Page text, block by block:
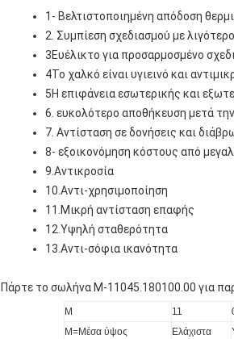
1- Βελτιστοποιημένη απόδοση
2. Συμπίεση σχεδιασμού με
3Ευέλικτο για προσαρμοσμένο
4Το χαλκό είναι υγιεινό και
5Η επιφάνεια εσωτερικής και
6. ευκολότερο αποθήκευση μετά
7. Αντίσταση σε δονήσεις και
8- εξοικονόμηση κόστους από
9.Αντικροσία
10.Αντι-χρησιμοποίηση
11.Μικρή αντίσταση επαφής
12.Υψηλή σταθερότητα
13.Αντι-σόφια ικανότητα
Πάρτε το σωλήνα M-11045.180100.00 για
Μ 11
M=Μέσα ύψος
Ελάχιστα